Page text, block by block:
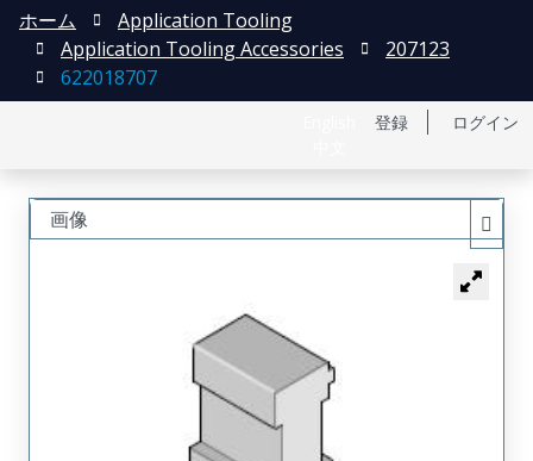
登録 ログイン
ホーム
Application Tooling
Application Tooling Accessories
207123
622018707
画像